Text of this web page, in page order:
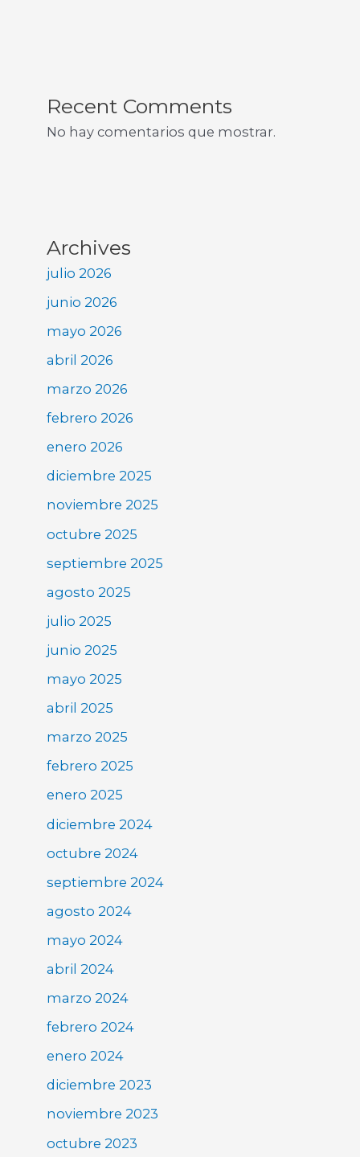
Recent Comments
No hay comentarios que mostrar.
Archives
julio 2026
junio 2026
mayo 2026
abril 2026
marzo 2026
febrero 2026
enero 2026
diciembre 2025
noviembre 2025
octubre 2025
septiembre 2025
agosto 2025
julio 2025
junio 2025
mayo 2025
abril 2025
marzo 2025
febrero 2025
enero 2025
diciembre 2024
octubre 2024
septiembre 2024
agosto 2024
mayo 2024
abril 2024
marzo 2024
febrero 2024
enero 2024
diciembre 2023
noviembre 2023
octubre 2023